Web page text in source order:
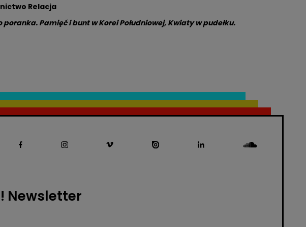
Relacja
Pamięć i bunt w Korei Południowej, Kwiaty w pudełku.
Newsletter